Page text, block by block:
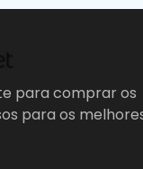
para comprar os
para os